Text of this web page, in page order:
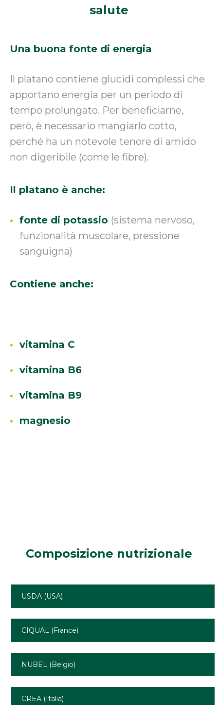
salute
Una buona fonte di energia
Il platano contiene glucidi complessi che
apportano energia per un periodo di
tempo prolungato. Per beneficiarne,
però, è necessario mangiarlo cotto,
perché ha un notevole tenore di amido
non digeribile (come le fibre).
Il platano è anche:
fonte di potassio (sistema nervoso,
funzionalità muscolare, pressione
sanguigna)
Contiene anche:
vitamina C
vitamina B6
vitamina B9
magnesio
Composizione nutrizionale
USDA (USA)
CIQUAL (France)
NUBEL (Belgio)
CREA (Italia)